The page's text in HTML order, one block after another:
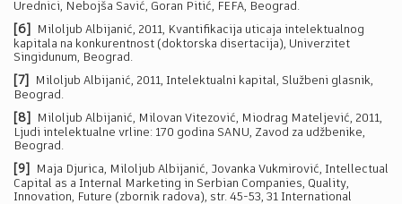
Urednici, Nebojša Savić, Goran Pitić, FEFA, Beograd.
[6]
Miloljub Albijanić, 2011, Kvantifikacija uticaja intelektualnog
kapitala na konkurentnost (doktorska disertacija), Univerzitet
Singidunum, Beograd.
[7]
Miloljub Albijanić, 2011, Intelektualni kapital, Službeni glasnik,
Beograd.
[8]
Miloljub Albijanić, Milovan Vitezović, Miodrag Mateljević, 2011,
Ljudi intelektualne vrline: 170 godina SANU, Zavod za udžbenike,
Beograd.
[9]
Maja Djurica, Miloljub Albijanić, Jovanka Vukmirović, Intellectual
Capital as a Internal Marketing in Serbian Companies, Quality,
Innovation, Future (zbornik radova), str. 45-53, 31 International